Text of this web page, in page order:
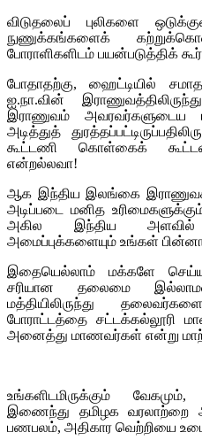
விடுதலைப் புலிகளை
நுணுக்கங்களைக்
போராளிகளிடம் பயன்படுத்திக்
போதாதற்கு, ஹைட்டியில்
ஐ.நா.வின்
இராணுவம் அவரவர்களுடைய
அடித்துத்
கூட்டணி கொள்கைக்
என்றல்லவா!
ஆக இந்திய இலங்கை இராணுவக்
அடிப்படை மனித
அகில இந்திய
அமைப்புக்களையும் உங்கள்
இதையெல்லாம் மக்களே
சரியான தலைமை
மத்தியிலிருந்து
போராட்டத்தை சட்டக்கல்லூரி
அனைத்து மாணவர்கள் என்று
உங்களிடமிருக்கும்
இணைந்து தமிழக வரலாற்றை
பணபலம், அதிகார வெற்றியை